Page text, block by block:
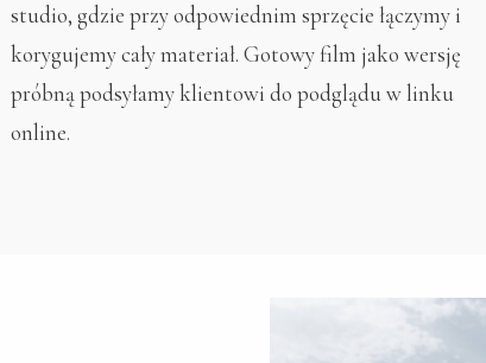
studio, gdzie przy odpowiednim sprzęcie łączymy i
korygujemy cały materiał. Gotowy film jako wersję
próbną podsyłamy klientowi do podglądu w linku
online.